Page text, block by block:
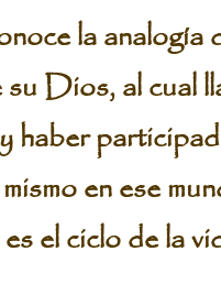
la analogía
Dios, al cual
en ese
el ciclo de la